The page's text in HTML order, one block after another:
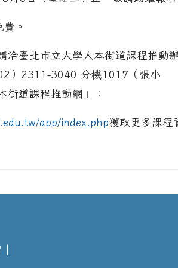
。
洽臺北市立大學人本街道課程推動
）2311-3040 分機1017（張小
街道課程推動網」：
app/index.php獲取更多課程